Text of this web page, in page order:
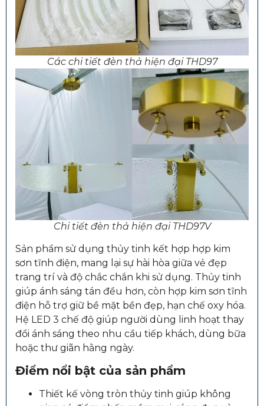
Các chi tiết đèn thả hiện đại THD97
Chi tiết đèn thả hiện đại THD97V
Sản phẩm sử dụng thủy tinh kết hợp hợp kim
sơn tĩnh điện, mang lại sự hài hòa giữa vẻ đẹp
trang trí và độ chắc chắn khi sử dụng. Thủy tinh
giúp ánh sáng tán đều hơn, còn hợp kim sơn tĩnh
điện hỗ trợ giữ bề mặt bền đẹp, hạn chế oxy hóa.
Hệ LED 3 chế độ giúp người dùng linh hoạt thay
đổi ánh sáng theo nhu cầu tiếp khách, dùng bữa
hoặc thư giãn hằng ngày.
Điểm nổi bật của sản phẩm
Thiết kế vòng tròn thủy tinh giúp không